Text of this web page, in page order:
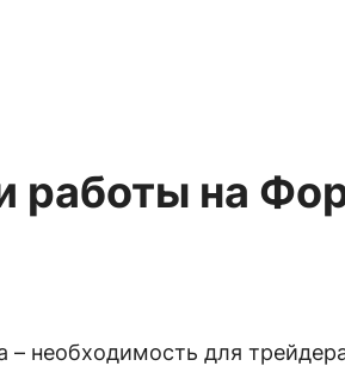
работы на
– необходимость для